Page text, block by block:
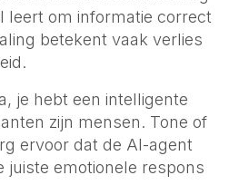
leert om informatie correct
betekent vaak verlies
je hebt een intelligente
zijn mensen. Tone of
ervoor dat de AI-agent
juiste emotionele respons